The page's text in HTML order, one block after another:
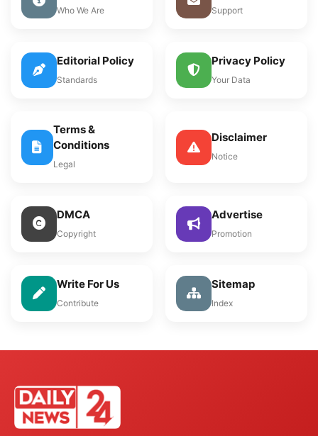
Who We Are Support
Editorial Policy
Standards
Privacy Policy
Your Data
Terms &
Conditions
Legal
Disclaimer
Notice
DMCA
Copyright
Advertise
Promotion
Write For Us
Contribute
Sitemap
Index